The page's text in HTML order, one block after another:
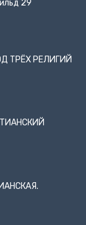
29
ТРЁХ РЕЛИГИЙ